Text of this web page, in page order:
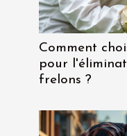
Comment
pour
frelons ?